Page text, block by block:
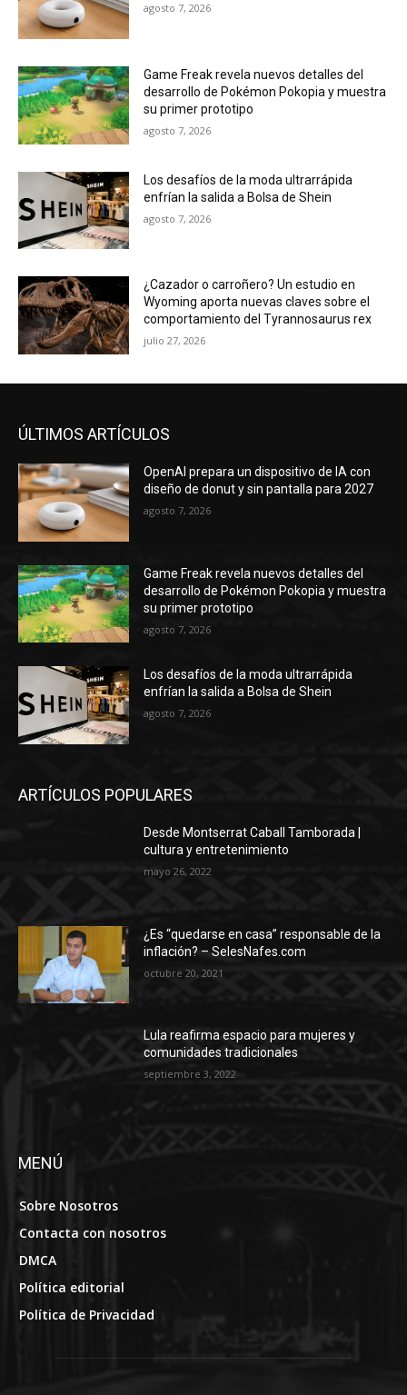
agosto 7, 2026
Game Freak revela nuevos detalles del
desarrollo de Pokémon Pokopia y muestra
su primer prototipo
agosto 7, 2026
Los desafíos de la moda ultrarrápida
enfrían la salida a Bolsa de Shein
agosto 7, 2026
¿Cazador o carroñero? Un estudio en
Wyoming aporta nuevas claves sobre el
comportamiento del Tyrannosaurus rex
julio 27, 2026
ÚLTIMOS ARTÍCULOS
OpenAI prepara un dispositivo de IA con
diseño de donut y sin pantalla para 2027
agosto 7, 2026
Game Freak revela nuevos detalles del
desarrollo de Pokémon Pokopia y muestra
su primer prototipo
agosto 7, 2026
Los desafíos de la moda ultrarrápida
enfrían la salida a Bolsa de Shein
agosto 7, 2026
ARTÍCULOS POPULARES
Desde Montserrat Caball Tamborada |
cultura y entretenimiento
mayo 26, 2022
¿Es “quedarse en casa” responsable de la
inflación? – SelesNafes.com
octubre 20, 2021
Lula reafirma espacio para mujeres y
comunidades tradicionales
septiembre 3, 2022
MENÚ
Sobre Nosotros
Contacta con nosotros
DMCA
Política editorial
Política de Privacidad